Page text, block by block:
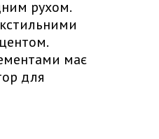
рухом.
має
для